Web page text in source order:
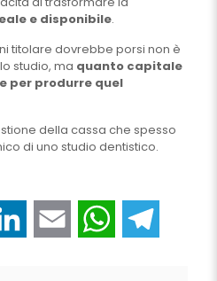
e disponibile.
titolare dovrebbe porsi non è
studio, ma quanto capitale
per produrre quel
della cassa che spesso
di uno studio dentistico.
LinkedIn Email WhatsApp